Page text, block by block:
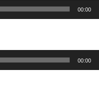
00:00
00:00